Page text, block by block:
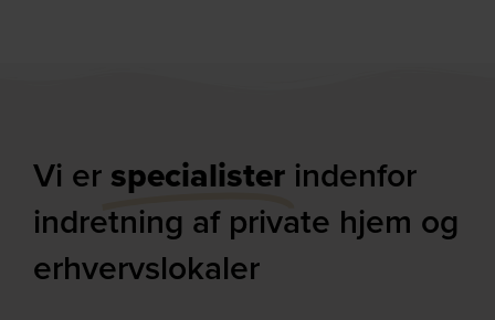
Vi er specialister indenfor
indretning af private hjem og
erhvervslokaler​